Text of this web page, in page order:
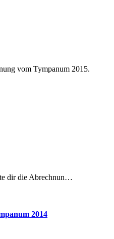
vom Tympanum 2015.
dir die Abrechnun…
2014